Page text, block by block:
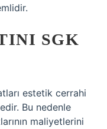
SGK
estetik cerrahi
Bu nedenle
maliyetlerini